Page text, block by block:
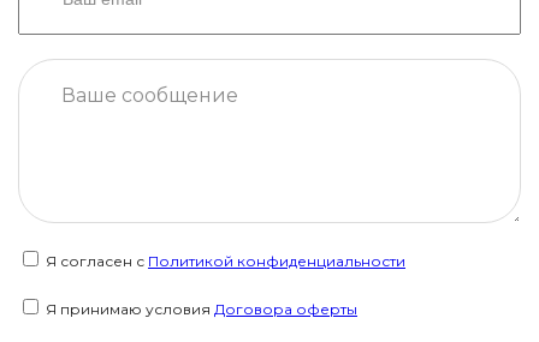
Я согласен с Политикой конфиденциальности
Я принимаю условия Договора оферты